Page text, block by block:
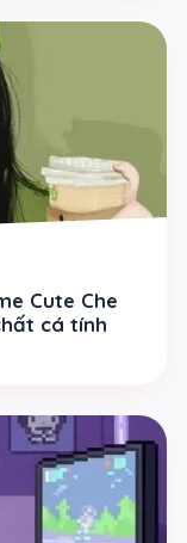
Cute Che
cá tính